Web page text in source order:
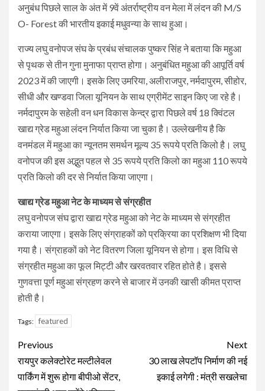
अनुबंध पिछले साल के अंत में 9वें अंतर्राष्ट्रीय वन मेला में लंदन की M/S
O- Forest की भारतीय इकाई मधुवन्या के साथ हुआ।
राज्य लघु वनोपज संघ के प्रबंध संचालक पुष्कर सिंह ने बताया कि महुआ
से पृथक से तीन गुना मुनाफा प्राप्त होगा। अनुबंधित महुआ की आपूर्ति वर्ष
2023 में की जाएगी। इसके लिए उमरिया, अलीराजपुर, नर्मदापुरम, सीहोर,
सीधी और खण्डवा जिला यूनियन के साथ एग्रीमेंट साइन किए जा रहे है।
नर्मदापुरम के सहेली वन धन विकास केन्द्र द्वारा पिछले वर्ष 18 क्विंटल
खाद्य ग्रेड महुआ लंदन निर्यात किया जा चुका है। उल्लेखनीय है कि
वनमंडल में महुआ का न्यूनतम समर्थन मूल्य 35 रूपये प्रति किलो है। लघु
वनोपज की इस अद्भुत पहल से 35 रूपये प्रति किलो का महुआ 110 रूपये
प्रति किलो की दर से निर्यात किया जाएगा।
खाद्य ग्रेड महुआ नेट के माध्यम से संग्रहीत
लघु वनोपज संघ द्वारा खाद्य ग्रेड महुआ को नेट के माध्यम से संग्रहीत
कराया जाएगा। इसके लिए संग्राहकों को प्रक्रिया का प्रशिक्षण भी दिया
गया है। संग्राहकों को नेट वितरण जिला यूनियन से होगा। इस विधि से
संग्रहीत महुआ का फूल मिट्टी और खरवतवार रहित होते है। इससे
गुणवत्ता पूर्ण महुआ संग्रहण करने से बाजार में उनकी खासी कीमत प्राप्त
होती है।
Tags: featured
Continue
Reading
Previous
रायपुर कलेक्टोरेट मल्टीलेवल
पार्किंग में शुरू होगा बीपीओ सेंटर,
Next
30 लाख लेपटॉप निर्माण की नई
इकाई लगेगी : मंत्री सखलेचा